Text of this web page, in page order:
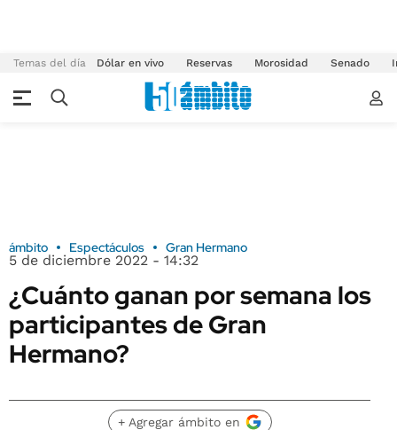
Temas del día Dólar en vivo Reservas Morosidad Senado
ámbito Espectáculos Gran Hermano
5 de diciembre 2022 - 14:32
¿Cuánto ganan por semana los
participantes de Gran
Hermano?
+ Agregar ámbito en